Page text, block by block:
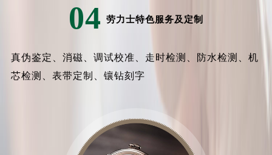
04 劳力士特色服务及定制
真伪鉴定、消磁、调试校准、走时检测、防水检测、机
芯检测、表带定制、镶钻刻字